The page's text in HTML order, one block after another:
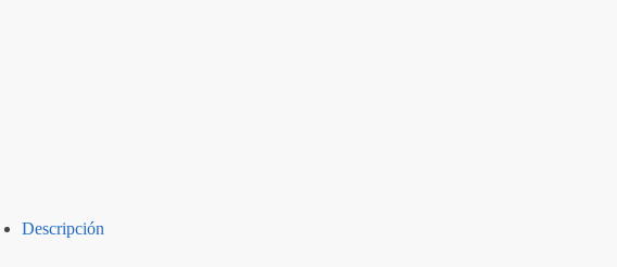
Descripción